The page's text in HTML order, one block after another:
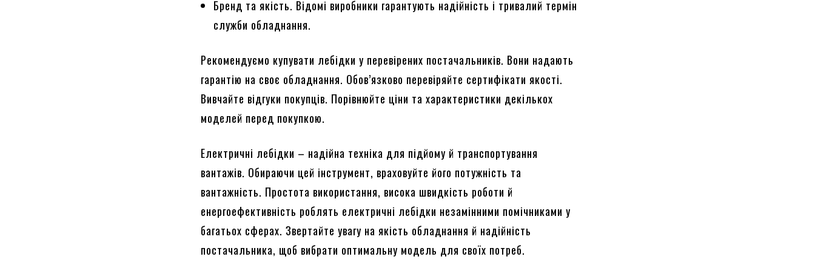
Бренд та якість. Відомі виробники гарантують надійність і тривалий термін
служби обладнання.
Рекомендуємо купувати лебідки у перевірених постачальників. Вони надають
гарантію на своє обладнання. Обов’язково перевіряйте сертифікати якості.
Вивчайте відгуки покупців. Порівнюйте ціни та характеристики декількох
моделей перед покупкою.
Електричні лебідки – надійна техніка для підйому й транспортування
вантажів. Обираючи цей інструмент, враховуйте його потужність та
вантажність. Простота використання, висока швидкість роботи й
енергоефективність роблять електричні лебідки незамінними помічниками у
багатьох сферах. Звертайте увагу на якість обладнання й надійність
постачальника, щоб вибрати оптимальну модель для своїх потреб.